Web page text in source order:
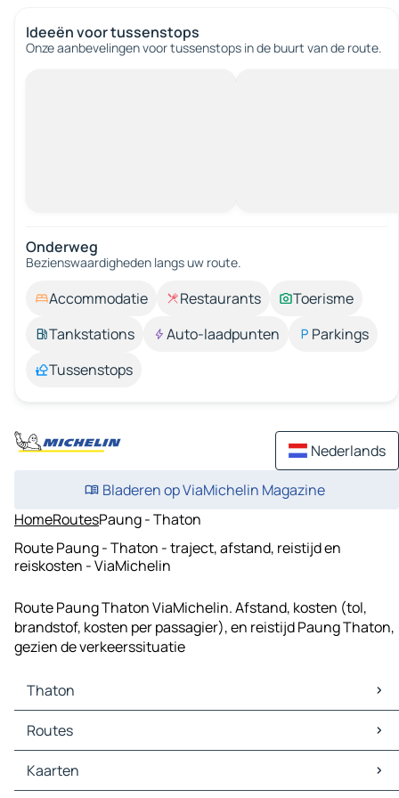
Ideeën voor tussenstops
Onze aanbevelingen voor tussenstops in de buurt van de route.
Onderweg
Bezienswaardigheden langs uw route.
Accommodatie Restaurants
Toerisme
Tankstations
Auto-laadpunten
Parkings
Tussenstops
Nederlands
Bladeren op ViaMichelin Magazine
HomeRoutesPaung - Thaton
Route Paung - Thaton - traject, afstand, reistijd en
reiskosten - ViaMichelin
Route Paung Thaton ViaMichelin. Afstand, kosten (tol,
brandstof, kosten per passagier), en reistijd Paung Thaton,
gezien de verkeerssituatie
Thaton
Thaton Kaarten
Thaton Verkeer
Thaton Hotels
Thaton Restaurants
Routes
Routes Thaton - Hpa-An
Routes Thaton - Paung
Kaarten